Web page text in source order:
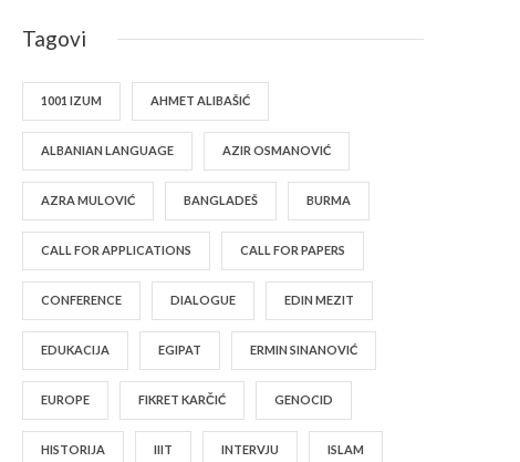
Tagovi
1001 IZUM AHMET ALIBAŠIĆ
ALBANIAN LANGUAGE AZIR OSMANOVIĆ
AZRA MULOVIĆ BANGLADEŠ BURMA
CALL FOR APPLICATIONS CALL FOR PAPERS
CONFERENCE DIALOGUE EDIN MEZIT
EDUKACIJA EGIPAT ERMIN SINANOVIĆ
EUROPE FIKRET KARČIĆ GENOCID
HISTORIJA IIIT INTERVJU ISLAM